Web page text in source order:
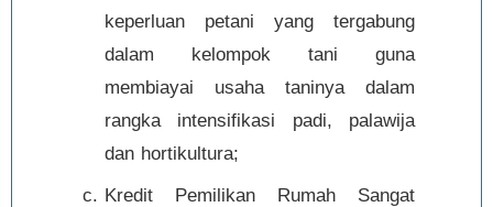
keperluan petani yang tergabung
dalam kelompok tani guna
membiayai usaha taninya dalam
rangka intensifikasi padi, palawija
dan hortikultura;
Kredit Pemilikan Rumah Sangat